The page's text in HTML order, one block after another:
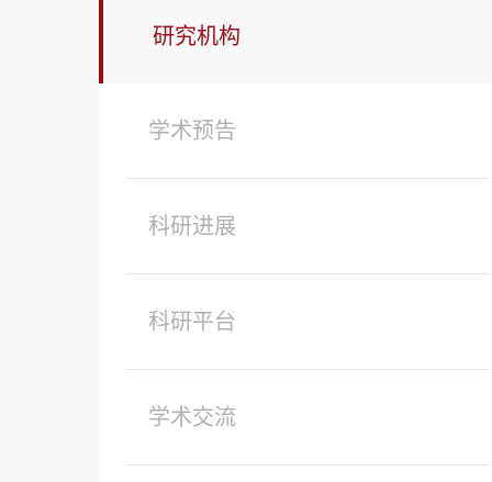
研究机构
学术预告
科研进展
科研平台
学术交流